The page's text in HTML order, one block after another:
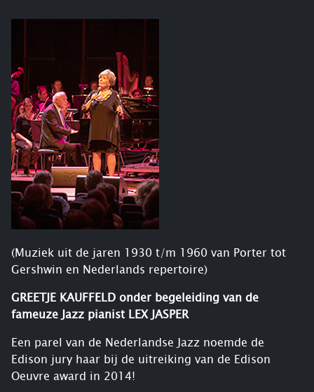
(Muziek uit de jaren 1930 t/m 1960 van Porter tot
Gershwin en Nederlands repertoire)
GREETJE KAUFFELD onder begeleiding van de
fameuze Jazz pianist LEX JASPER
Een parel van de Nederlandse Jazz noemde de
Edison jury haar bij de uitreiking van de Edison
Oeuvre award in 2014!